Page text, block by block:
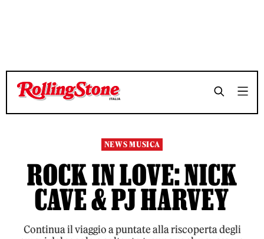
TEMPO DI LETTURA 7 MINUTI SHARE
TEMPO DI LETTURA 7 MINUTI SHARE
NEWS MUSICA
ROCK IN LOVE: NICK
CAVE & PJ HARVEY
Continua il viaggio a puntate alla riscoperta degli